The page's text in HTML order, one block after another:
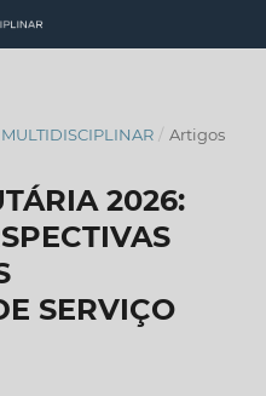
/ Artigos
2026:
SERVIÇO